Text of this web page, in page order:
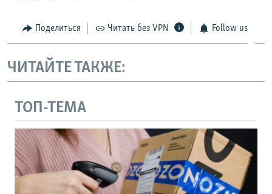
Поделиться Читать без VPN Follow us
ЧИТАЙТЕ ТАКЖЕ:
ТОП-ТЕМА